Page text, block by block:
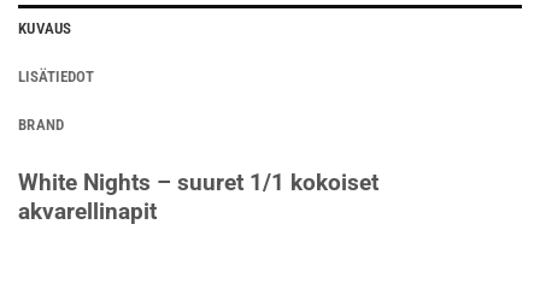
KUVAUS
LISÄTIEDOT
BRAND
White Nights – suuret 1/1 kokoiset
akvarellinapit